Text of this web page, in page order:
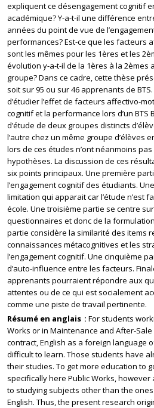
expliquent ce désengagement cognitif
académique? Y-a-t-il une différence
années du point de vue de
performances? Est-ce que les facteurs
sont les mêmes pour les 1ères et les
évolution y-a-t-il de la 1ères à la 2èmes
groupe? Dans ce cadre, cette thèse
soit sur 95 ou sur 46 apprenants de
d’étudier l’effet de facteurs affectivo-
cognitif et la performance lors d’un BTS
d’étude de deux groupes distincts
l’autre chez un même groupe d’élèves
lors de ces études n’ont néanmoins
hypothèses. La discussion de ces
six points principaux. Une première
l’engagement cognitif des étudiants.
limitation qui apparait car l’étude n’est
école. Une troisième partie se centre
questionnaires et donc de la
partie considère la similarité des items
connaissances métacognitives et les
l’engagement cognitif. Une cinquième
d’auto-influence entre les facteurs.
apprenants pourraient répondre aux
attentes ou de ce qui est socialement
comme une piste de travail pertinente.
Résumé en anglais
For students
Works or in Maintenance and After-
contract, English as a foreign language
difficult to learn. Those students have
their studies. To get more education to
specifically here Public Works,
to studying subjects other than the
English. Thus, the present research